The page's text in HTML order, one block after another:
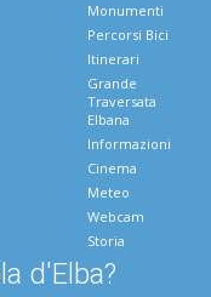
Monumenti
Percorsi Bici
Itinerari
Grande
Traversata
Elbana
Informazioni
Cinema
Meteo
Webcam
Storia
d'Elba?